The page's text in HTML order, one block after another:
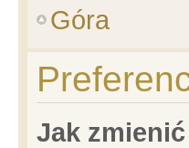
Góra
Jak